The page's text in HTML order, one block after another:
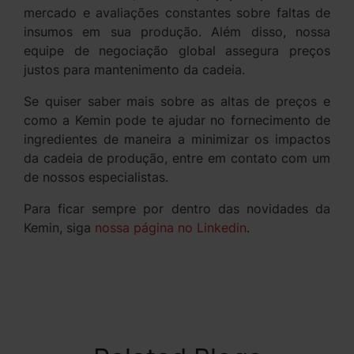
mercado e avaliações constantes sobre faltas de
insumos em sua produção. Além disso, nossa
equipe de negociação global assegura preços
justos para mantenimento da cadeia.
Se quiser saber mais sobre as altas de preços e
como a Kemin pode te ajudar no fornecimento de
ingredientes de maneira a minimizar os impactos
da cadeia de produção, entre em contato com um
de nossos especialistas.
Para ficar sempre por dentro das novidades da
Kemin, siga nossa página no Linkedin.